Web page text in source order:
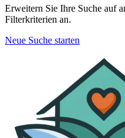
Erweitern Sie Ihre Suche auf
Filterkriterien an.
Neue Suche starten